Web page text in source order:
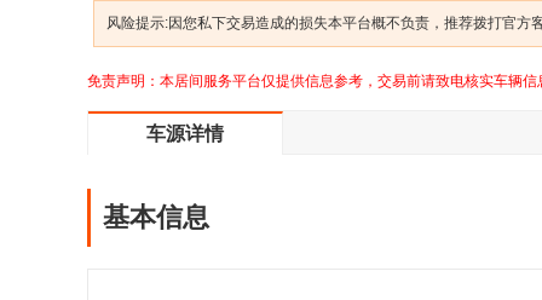
风险提示:因您私下交易造成的损失本平台概不负责，推荐拨打官
免责声明：本居间服务平台仅提供信息参考，交易前请致电核实车辆
车源详情
基本信息